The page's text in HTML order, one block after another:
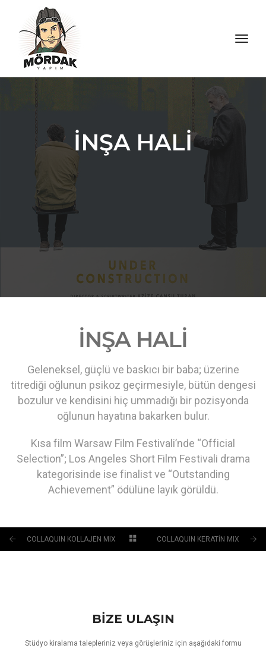
İNŞA HALİ
İNŞA HALİ
Geleneksel, güçlü ve baskıcı bir baba; üzerine
titrediği oğlunun psikoz geçirmesiyle, bütün dengesi
bozulur ve kendisini hiç ummadığı bir pozisyonda
oğlunun hayatına bakarken bulur.
Kısa film Warsaw Film Festivali’nde “Official
Selection”; Los Angeles Short Film Festivali drama
kategorisinde ise finalist ve “Outstanding
Achievement” ödülüne layık görüldü.
COLLAQUIN KOLLAJEN MIX COLLAQUIN KERATİN MIX
BİZE ULAŞIN
Stüdyo kiralama talepleriniz veya görüşleriniz için aşağıdaki formu